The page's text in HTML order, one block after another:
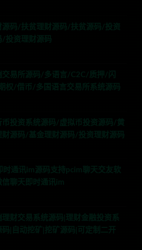
源码/扶贫理财源码/扶贫源码/投资
/投资理财源码
交易所源码/多语言/C2C/质押/闪
权/借币/多国语言交易所系统源码
币投资系统源码/虚拟币投资源码/黄
财源码/基金理财源码/投资理财源码
时通讯im源码支持pcim聊天交友软
信聊天即时通讯im
理财交易系统源码|理财金融投资系
码|自动挖矿|挖矿源码|可定制二开